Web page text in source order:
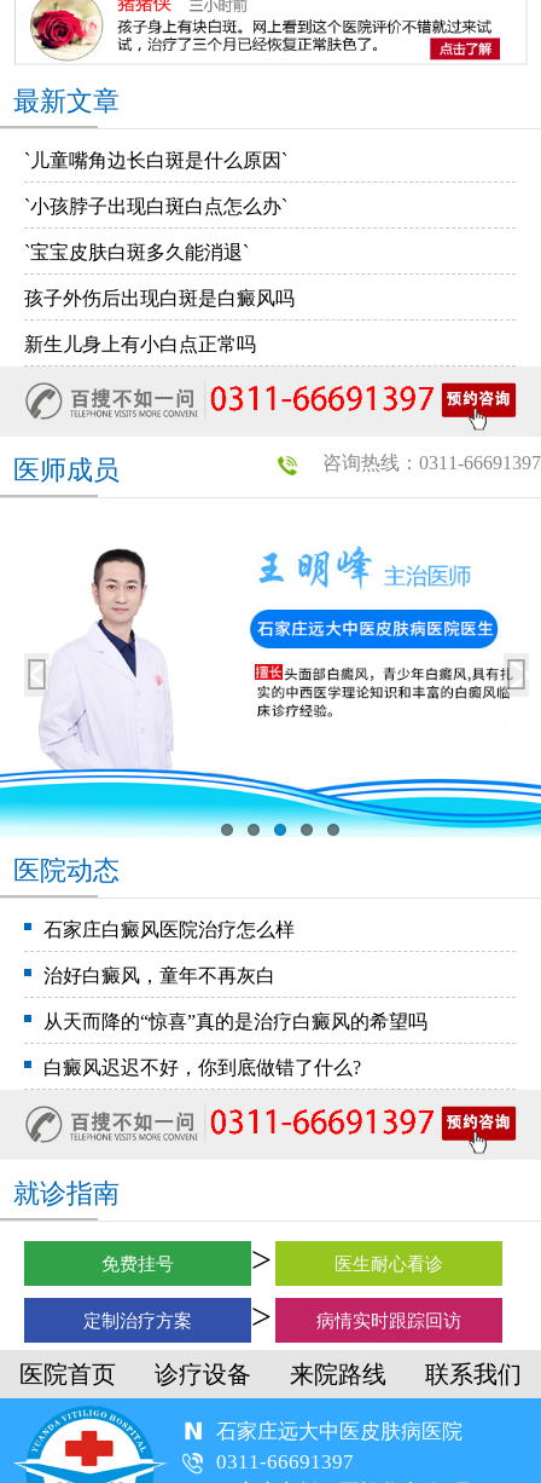
最新文章
`儿童嘴角边长白斑是什么原因`
`小孩脖子出现白斑白点怎么办`
`宝宝皮肤白斑多久能消退`
孩子外伤后出现白斑是白癜风吗
新生儿身上有小白点正常吗
咨询热线：0311-66691397
医师成员
医院动态
石家庄白癜风医院治疗怎么样
治好白癜风，童年不再灰白
从天而降的“惊喜”真的是治疗白癜风的希望吗
白癜风迟迟不好，你到底做错了什么?
就诊指南
免费挂号 医生耐心看诊
定制治疗方案 病情实时跟踪回访
医院首页 诊疗设备 来院路线 联系我们
石家庄远大中医皮肤病医院
0311-66691397